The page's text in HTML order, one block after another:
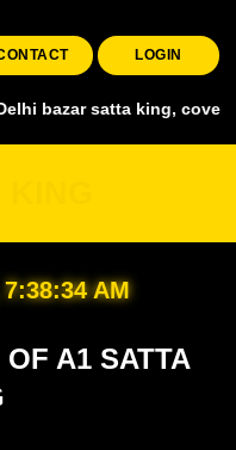
LOGIN
king, covering all
AM
A1 SATTA